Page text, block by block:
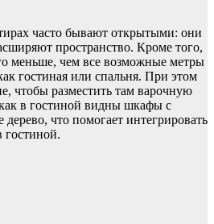
часто бывают открытыми: они
пространство. Кроме того,
меньше, чем все возможные метры
гостиная или спальня. При этом
чтобы разместить там варочную
в гостиной видны шкафы с
дерево, что помогает интегрировать
гостиной.